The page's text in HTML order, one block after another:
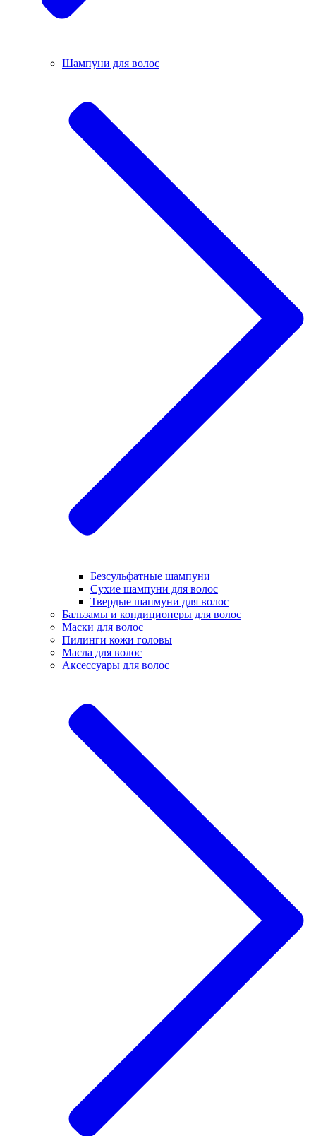
Шампуни для волос
Безсульфатные шампуни
Сухие шампуни для волос
Твердые шапмуни для волос
Бальзамы и кондиционеры для волос
Маски для волос
Пилинги кожи головы
Масла для волос
Аксессуары для волос